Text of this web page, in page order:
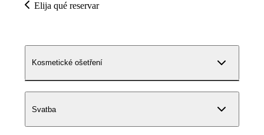
Elija qué reservar
Kosmetické ošetření
Svatba